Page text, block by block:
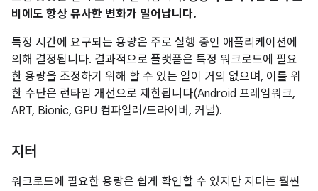
비에도 항상 유사한 변화가 일어납니다.
특정 시간에 요구되는 용량은 주로 실행 중인 애플리케이션에
의해 결정됩니다. 결과적으로 플랫폼은 특정 워크로드에 필요
한 용량을 조정하기 위해 할 수 있는 일이 거의 없으며, 이를 위
한 수단은 런타임 개선으로 제한됩니다(Android 프레임워크,
ART, Bionic, GPU 컴파일러/드라이버, 커널).
지터
워크로드에 필요한 용량은 쉽게 확인할 수 있지만 지터는 훨씬